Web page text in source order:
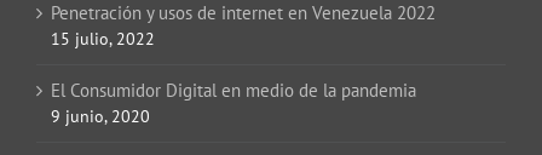
Penetración y usos de internet en Venezuela 2022
15 julio, 2022
El Consumidor Digital en medio de la pandemia
9 junio, 2020